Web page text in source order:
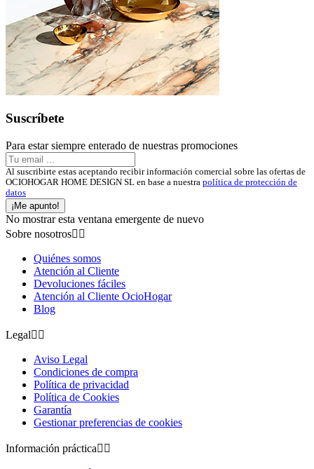
Suscríbete
Para estar siempre enterado de nuestras promociones
Al suscribirte estas aceptando recibir información comercial sobre las ofertas de
OCIOHOGAR HOME DESIGN SL en base a nuestra política de protección de
datos
¡Me apunto!
No mostrar esta ventana emergente de nuevo
Sobre nosotros 
Quiénes somos
Atención al Cliente
Devoluciones fáciles
Atención al Cliente OcioHogar
Blog
Legal 
Aviso Legal
Condiciones de compra
Política de privacidad
Política de Cookies
Garantía
Gestionar preferencias de cookies
Información práctica 